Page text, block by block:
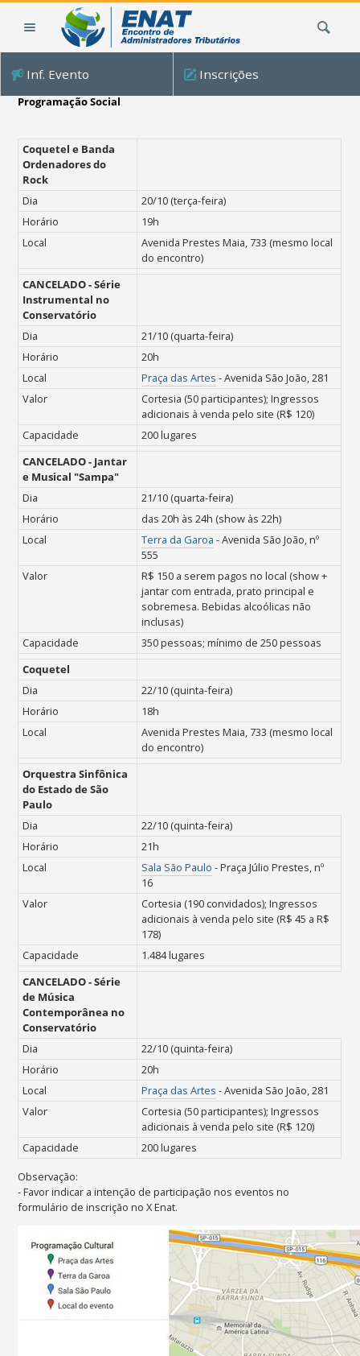
Inf. Evento Inscrições
Programação Social
Coquetel e Banda
Ordenadores do
Rock
Dia
20/10 (terça-feira)
Horário
19h
Local
Avenida Prestes Maia, 733 (mesmo local
do encontro)
CANCELADO -Série
Instrumental no
Conservatório
Dia
21/10 (quarta-feira)
Horário
20h
Local
Praça das Artes - Avenida São João, 281
Valor
Cortesia (50 participantes);Ingressos
adicionais à venda pelo site (R$ 120)
Capacidade
200 lugares
CANCELADO - Jantar
e Musical "Sampa"
Dia
21/10 (quarta-feira)
Horário
das 20h às 24h (show às 22h)
Local
Terra da Garoa -Avenida São João, nº
555
Valor
R$ 150 a serem pagos no local (show +
jantar com entrada, prato principal e
sobremesa. Bebidas alcoólicas não
inclusas)
Capacidade
350 pessoas; mínimo de 250 pessoas
Coquetel
Dia
22/10 (quinta-feira)
Horário
18h
Local
Avenida Prestes Maia, 733 (mesmo local
do encontro)
Orquestra Sinfônica
do Estado de São
Paulo
Dia
22/10 (quinta-feira)
Horário
21h
Local
Sala São Paulo - Praça Júlio Prestes, nº
16
Valor
Cortesia (190 convidados); Ingressos
adicionais à venda pelo site (R$ 45 a R$
178)
Capacidade
1.484 lugares
CANCELADO -Série
de Música
Contemporânea no
Conservatório
Dia
22/10 (quinta-feira)
Horário
20h
Local
Praça das Artes - Avenida São João, 281
Valor
Cortesia (50 participantes);Ingressos
adicionais à venda pelo site (R$ 120)
Capacidade
200 lugares
Observação:
- Favor indicar a intenção departicipação nos eventos no
formulário de inscrição no X Enat.